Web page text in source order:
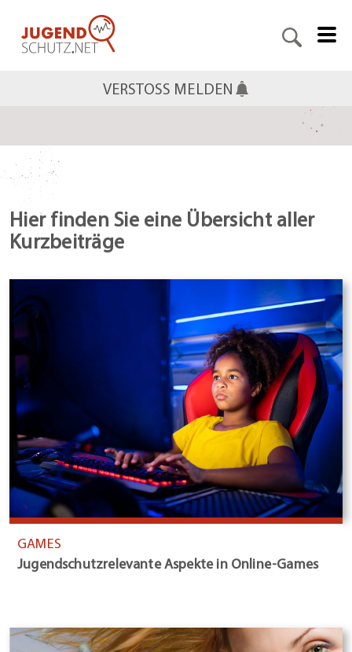
VERSTOSS MELDEN
Hier finden Sie eine Übersicht aller
Kurzbeiträge
GAMES
Jugendschutzrelevante Aspekte in Online-Games